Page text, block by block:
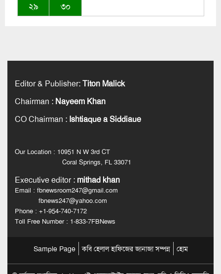
২৯
৩০
Editor & Publisher:Titon Malick
Chairman : Nayeem Khan
CO Chairman : Ishtiaque a Siddiaue
Our Location : 10951 N W 3rd CT
Coral Springs, FL 33071
Executive editor: mithad khan
Email : fbnewsroom247@gmail.com
fbnews247@yahoo.com
Phone : +1-954-740-7172
Toll Free Number : 1-833-7FBNews
Sample Page কবি হেলাল হাফিজের জানাজা সম্পন্ন হোম